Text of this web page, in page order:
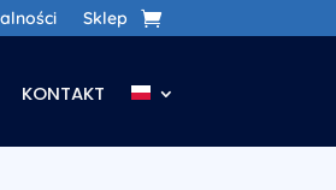
Sklep
KONTAKT